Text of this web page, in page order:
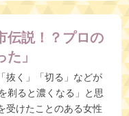
伝説！？プロの
」
抜く」「切る」などが
剃ると濃くなる」と思
受けたことのある女性